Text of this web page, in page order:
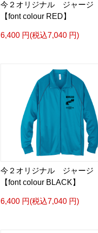
今２オリジナル ジャージ
【font colour RED】
6,400 円(税込7,040 円)
今２オリジナル ジャージ
【font colour BLACK】
6,400 円(税込7,040 円)